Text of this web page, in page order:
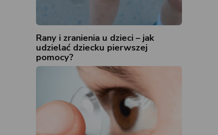
Rany i zranienia u dzieci – jak
udzielać dziecku pierwszej
pomocy?